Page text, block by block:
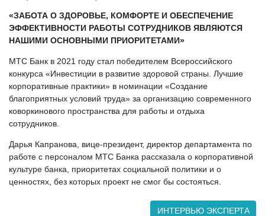
«ЗАБОТА О ЗДОРОВЬЕ, КОМФОРТЕ И ОБЕСПЕЧЕНИЕ
ЭФФЕКТИВНОСТИ РАБОТЫ СОТРУДНИКОВ ЯВЛЯЮТСЯ
НАШИМИ ОСНОВНЫМИ ПРИОРИТЕТАМИ»
МТС Банк в 2021 году стал победителем Всероссийского
конкурса «Инвестиции в развитие здоровой страны. Лучшие
корпоративные практики» в номинации «Создание
благоприятных условий труда» за организацию современного
коворкинового пространства для работы и отдыха
сотрудников.
Дарья Капранова, вице-президент, директор департамента по
работе с персоналом МТС Банка рассказала о корпоративной
культуре банка, приоритетах социальной политики и о
ценностях, без которых проект не смог бы состояться.
ИНТЕРВЬЮ ЭКСПЕРТА